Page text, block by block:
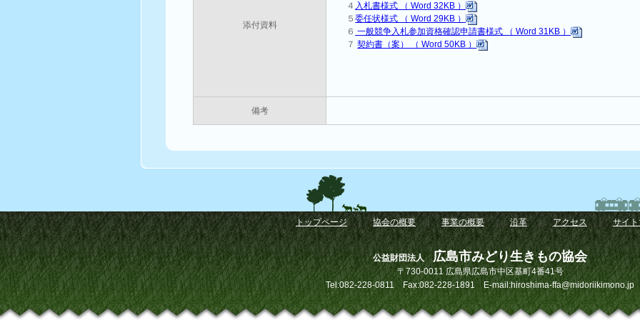
添付資料
４ 入札書様式 （ Word 32KB ）
５委任状様式 （ Word 29KB ）
６ 一般競争入札参加資格確認申請書様式 （ Word 31KB ）
７契約書（案） （ Word 50KB ）
備考
トップページ ｜協会の概要｜事業の概要｜ 沿革｜アクセス ｜サイ
公益財団法人広島市みどり生きもの協会
〒730-0011 広島県広島市中区基町4番41号
Tel:082-228-0811 Fax:082-228-1891 E-mail:hiroshima-ffa@midoriikimono.jp